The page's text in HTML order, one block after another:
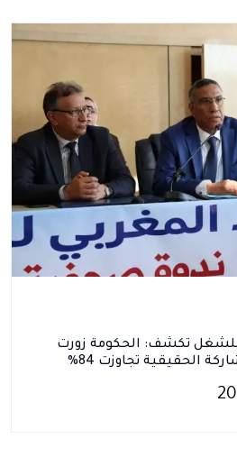
للشغل تكشف: الحكومة زورت
الحقيقية تجاوزت 84%